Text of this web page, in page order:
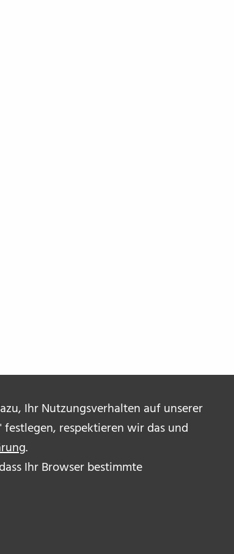
Ihr Nutzungsverhalten auf unserer
respektieren wir das und
.
Ihr Browser bestimmte